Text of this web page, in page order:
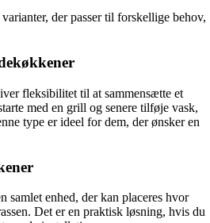
der passer til forskellige behov,
fleksibilitet til at sammensætte et
med en grill og senere tilføje vask,
type er ideel for dem, der ønsker en
samlet enhed, der kan placeres hvor
Det er en praktisk løsning, hvis du